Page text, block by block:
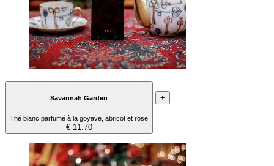
Savannah Garden
Thé blanc parfumé à la goyave, abricot et rose
€ 11.70
+